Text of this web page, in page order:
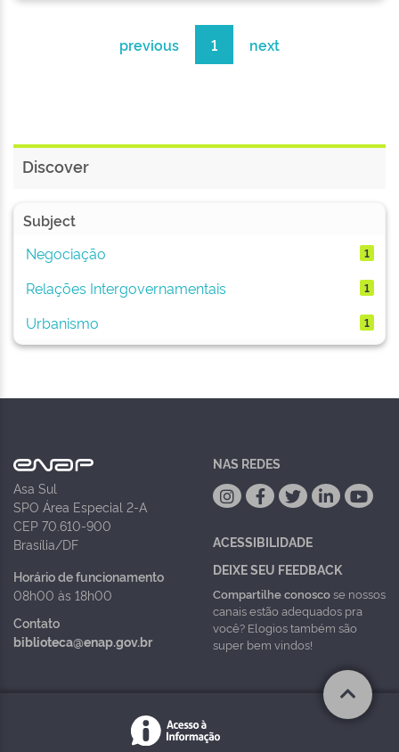
previous 1 next
Discover
Subject
Negociação
1
Relações Intergovernamentais 1
Urbanismo 1
Asa Sul
SPO Área Especial 2-A
CEP 70.610-900
Brasília/DF
Horário de funcionamento
08h00 às 18h00
Contato
biblioteca@enap.gov.br
NAS REDES
ACESSIBILIDADE
DEIXE SEU FEEDBACK
Compartilhe conoscose nossos
canais estão adequados pra
você? Elogios também são
super bem vindos!